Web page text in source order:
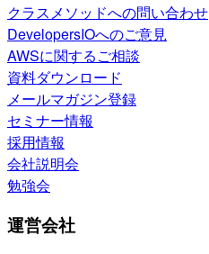
クラスメソッドへの問い合わせ
DevelopersIOへのご意見
AWSに関するご相談
資料ダウンロード
メールマガジン登録
セミナー情報
採用情報
会社説明会
勉強会
運営会社